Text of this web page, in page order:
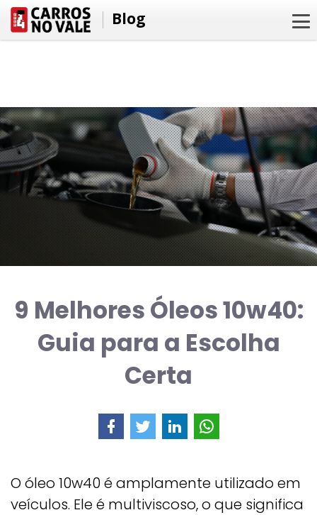
Blog
9 Melhores Óleos 10w40:
Guia para a Escolha
Certa
O óleo 10w40 é amplamente utilizado em
veículos. Ele é multiviscoso, o que significa